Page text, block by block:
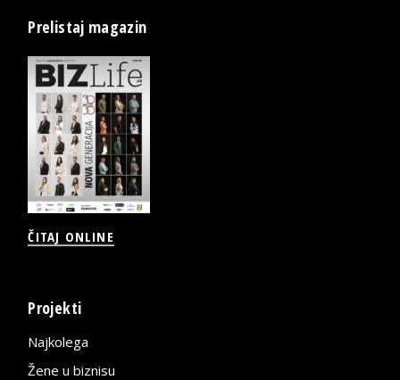
Prelistaj magazin
ČITAJ ONLINE
Projekti
Najkolega
Žene u biznisu